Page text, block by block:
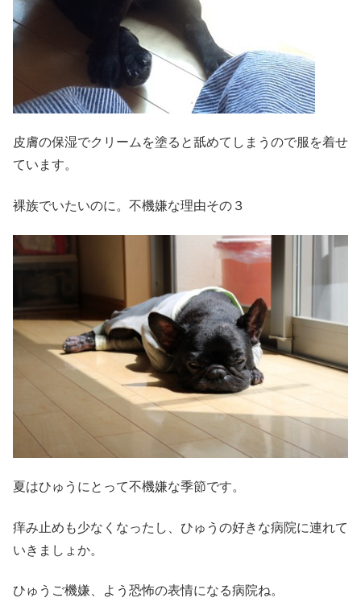
皮膚の保湿でクリームを塗ると舐めてしまうので服を着せ
ています。
裸族でいたいのに。不機嫌な理由その３
夏はひゅうにとって不機嫌な季節です。
痒み止めも少なくなったし、ひゅうの好きな病院に連れて
いきましょか。
ひゅうご機嫌、よう恐怖の表情になる病院ね。